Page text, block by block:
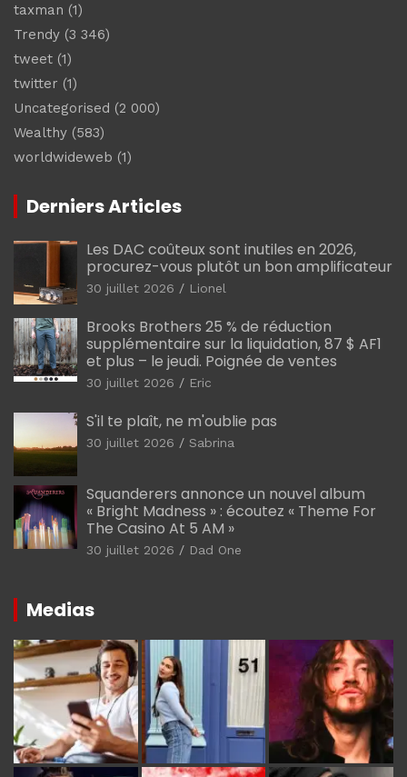
taxman (1)
Trendy (3 346)
tweet (1)
twitter (1)
Uncategorised (2 000)
Wealthy (583)
worldwideweb (1)
Derniers Articles
Les DAC coûteux sont inutiles en 2026,
procurez-vous plutôt un bon amplificateur
30 juillet 2026 Lionel
Brooks Brothers 25 % de réduction
supplémentaire sur la liquidation, 87 $ AF1
et plus – le jeudi. Poignée de ventes
30 juillet 2026 Eric
S'il te plaît, ne m'oublie pas
30 juillet 2026 Sabrina
Squanderers annonce un nouvel album
« Bright Madness » : écoutez « Theme For
The Casino At 5 AM »
30 juillet 2026 Dad One
Medias